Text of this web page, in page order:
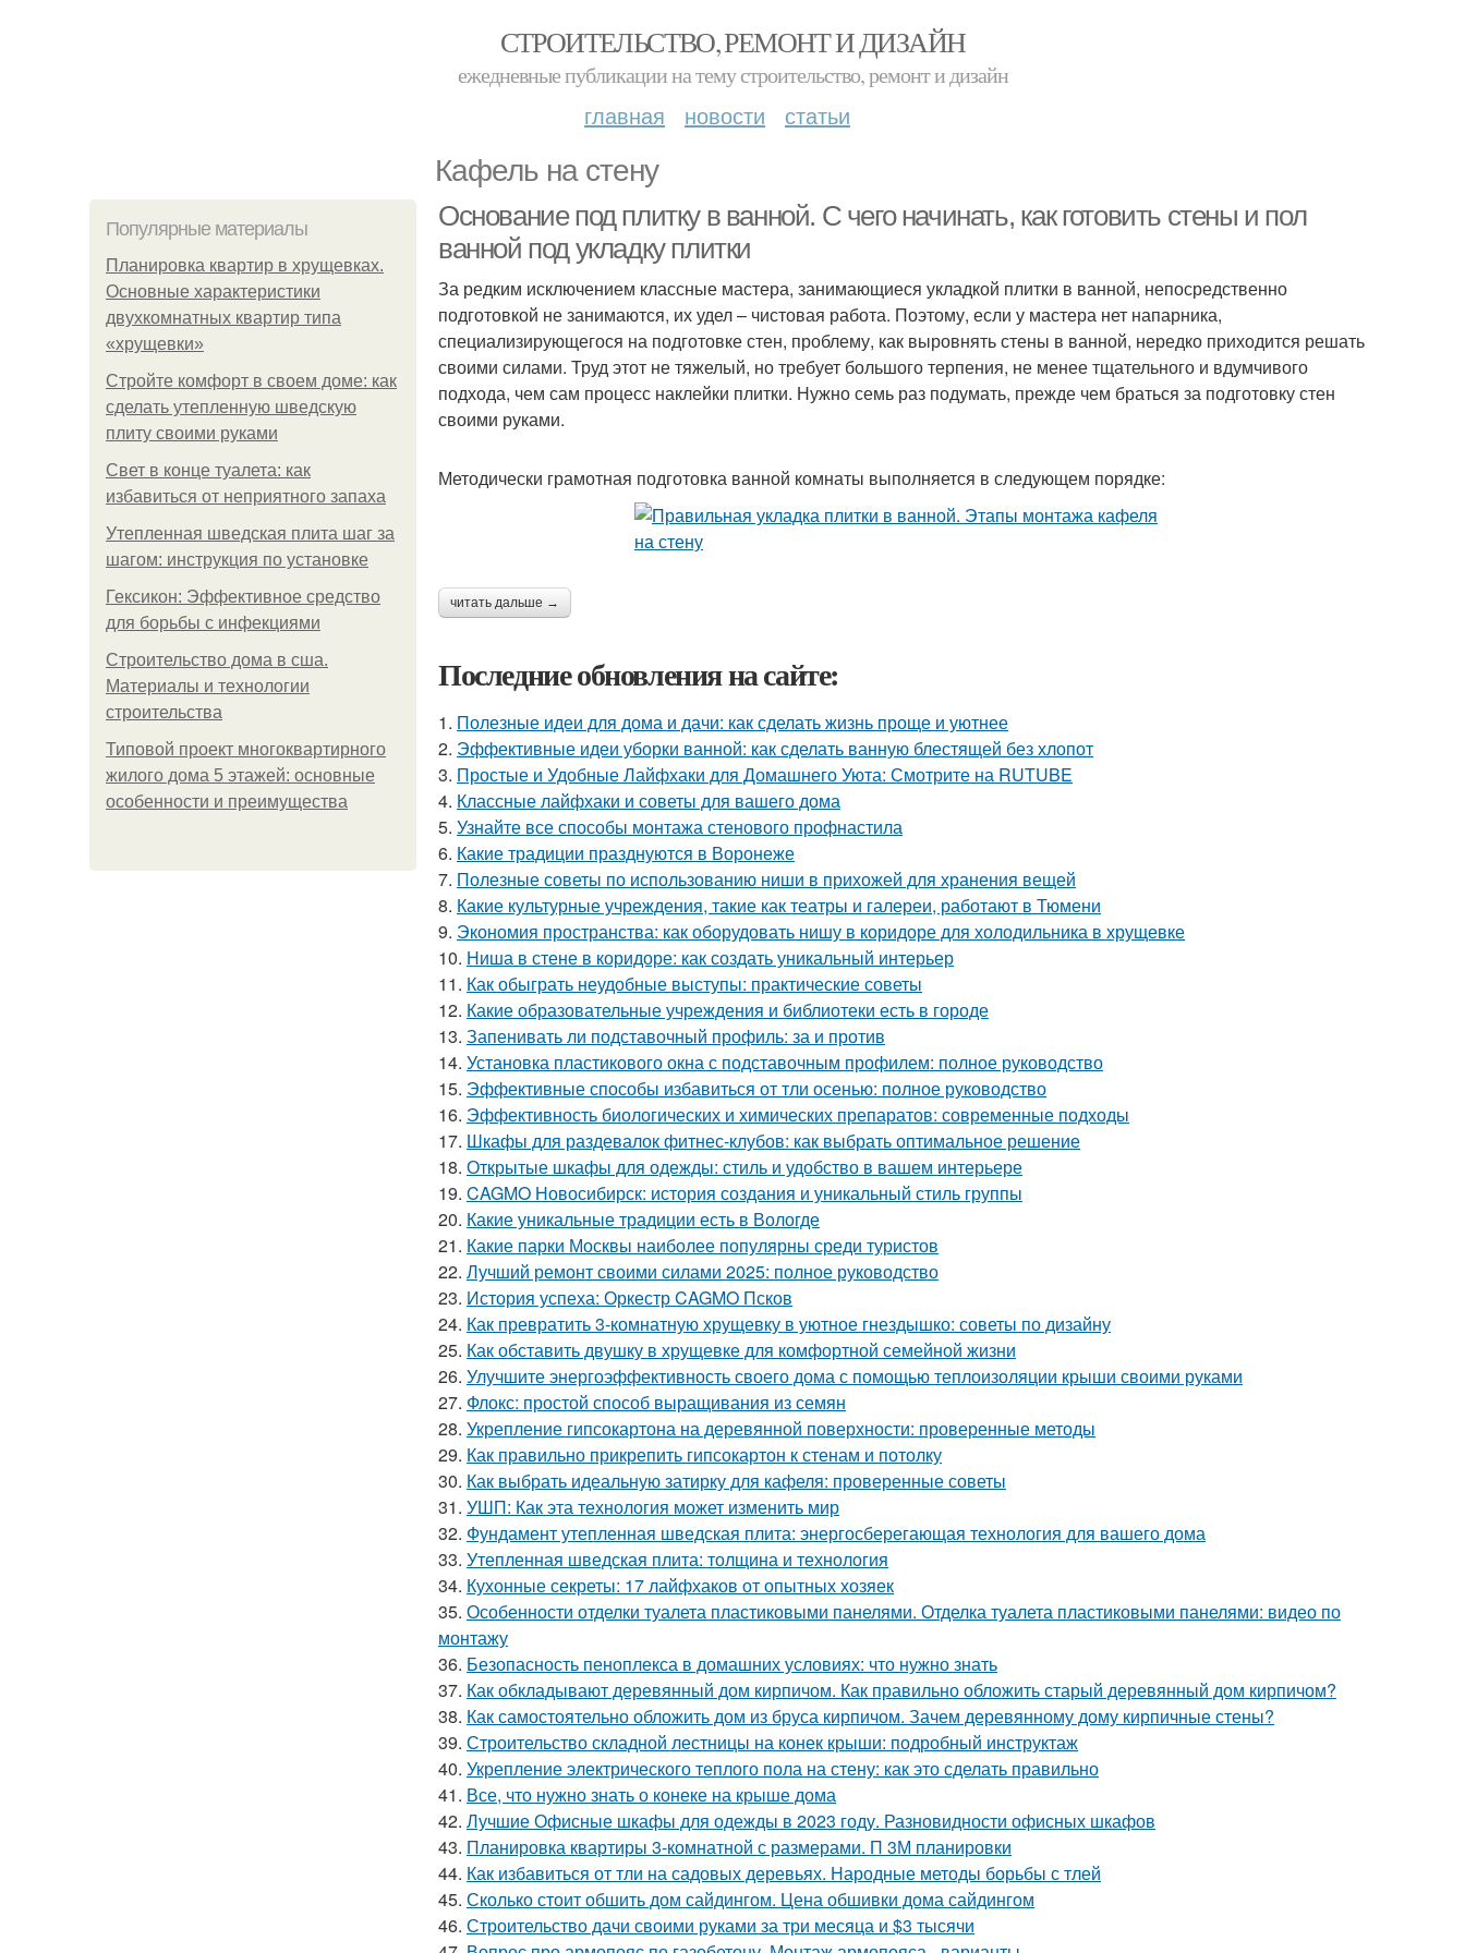
СТРОИТЕЛЬСТВО, РЕМОНТ И ДИЗАЙН
ежедневные публикации на тему строительство, ремонт и дизайн
главная новости статьи
Кафель на стену
Популярные материалы
Планировка квартир в хрущевках.
Основные характеристики
двухкомнатных квартир типа
«хрущевки»
Стройте комфорт в своем доме: как
сделать утепленную шведскую
плиту своими руками
Свет в конце туалета: как
избавиться от неприятного запаха
Утепленная шведская плита шаг за
шагом: инструкция по установке
Гексикон: Эффективное средство
для борьбы с инфекциями
Строительство дома в сша.
Материалы и технологии
строительства
Типовой проект многоквартирного
жилого дома 5 этажей: основные
особенности и преимущества
Основание под плитку в ванной. С чего начинать, как готовить стены и пол
ванной под укладку плитки
За редким исключением классные мастера, занимающиеся укладкой плитки в ванной, непосредственно
подготовкой не занимаются, их удел – чистовая работа. Поэтому, если у мастера нет напарника,
специализирующегося на подготовке стен, проблему, как выровнять стены в ванной, нередко приходится решать
своими силами. Труд этот не тяжелый, но требует большого терпения, не менее тщательного и вдумчивого
подхода, чем сам процесс наклейки плитки. Нужно семь раз подумать, прежде чем браться за подготовку стен
своими руками.
Методически грамотная подготовка ванной комнаты выполняется в следующем порядке:
читать дальше →
Последние обновления на сайте:
1. Полезные идеи для дома и дачи: как сделать жизнь проще и уютнее
2. Эффективные идеи уборки ванной: как сделать ванную блестящей без хлопот
3. Простые и Удобные Лайфхаки для Домашнего Уюта: Смотрите на RUTUBE
4. Классные лайфхаки и советы для вашего дома
5. Узнайте все способы монтажа стенового профнастила
6. Какие традиции празднуются в Воронеже
7. Полезные советы по использованию ниши в прихожей для хранения вещей
8. Какие культурные учреждения, такие как театры и галереи, работают в Тюмени
9. Экономия пространства: как оборудовать нишу в коридоре для холодильника в хрущевке
10. Ниша в стене в коридоре: как создать уникальный интерьер
11. Как обыграть неудобные выступы: практические советы
12. Какие образовательные учреждения и библиотеки есть в городе
13. Запенивать ли подставочный профиль: за и против
14. Установка пластикового окна с подставочным профилем: полное руководство
15. Эффективные способы избавиться от тли осенью: полное руководство
16. Эффективность биологических и химических препаратов: современные подходы
17. Шкафы для раздевалок фитнес-клубов: как выбрать оптимальное решение
18. Открытые шкафы для одежды: стиль и удобство в вашем интерьере
19. CAGMO Новосибирск: история создания и уникальный стиль группы
20. Какие уникальные традиции есть в Вологде
21. Какие парки Москвы наиболее популярны среди туристов
22. Лучший ремонт своими силами 2025: полное руководство
23. История успеха: Оркестр CAGMO Псков
24. Как превратить 3-комнатную хрущевку в уютное гнездышко: советы по дизайну
25. Как обставить двушку в хрущевке для комфортной семейной жизни
26. Улучшите энергоэффективность своего дома с помощью теплоизоляции крыши своими руками
27. Флокс: простой способ выращивания из семян
28. Укрепление гипсокартона на деревянной поверхности: проверенные методы
29. Как правильно прикрепить гипсокартон к стенам и потолку
30. Как выбрать идеальную затирку для кафеля: проверенные советы
31. УШП: Как эта технология может изменить мир
32. Фундамент утепленная шведская плита: энергосберегающая технология для вашего дома
33. Утепленная шведская плита: толщина и технология
34. Кухонные секреты: 17 лайфхаков от опытных хозяек
35. Особенности отделки туалета пластиковыми панелями. Отделка туалета пластиковыми панелями: видео по
монтажу
36. Безопасность пеноплекса в домашних условиях: что нужно знать
37. Как обкладывают деревянный дом кирпичом. Как правильно обложить старый деревянный дом кирпичом?
38. Как самостоятельно обложить дом из бруса кирпичом. Зачем деревянному дому кирпичные стены?
39. Строительство складной лестницы на конек крыши: подробный инструктаж
40. Укрепление электрического теплого пола на стену: как это сделать правильно
41. Все, что нужно знать о конеке на крыше дома
42. Лучшие Офисные шкафы для одежды в 2023 году. Разновидности офисных шкафов
43. Планировка квартиры 3-комнатной с размерами. П 3М планировки
44. Как избавиться от тли на садовых деревьях. Народные методы борьбы с тлей
45. Сколько стоит обшить дом сайдингом. Цена обшивки дома сайдингом
46. Строительство дачи своими руками за три месяца и $3 тысячи